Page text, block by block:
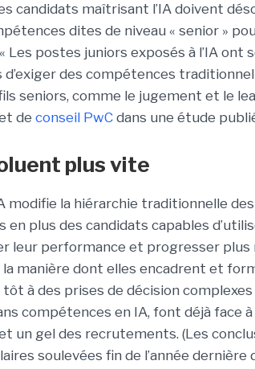
candidats maîtrisant l’IA doivent
dites de niveau « senior »
Les postes juniors exposés à l’IA ont
d’exiger des compétences
seniors, comme le jugement et le
de conseil PwC dans une étude
plus vite
modifie la hiérarchie traditionnelle
plus des candidats capables
leur performance et progresser plus
manière dont elles encadrent et
à des prises de décision complexes
compétences en IA, font déjà face
un gel des recrutements. (Les
soulevées fin de l’année dernière